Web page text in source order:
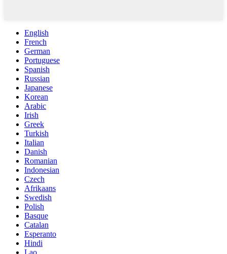
English
French
German
Portuguese
Spanish
Russian
Japanese
Korean
Arabic
Irish
Greek
Turkish
Italian
Danish
Romanian
Indonesian
Czech
Afrikaans
Swedish
Polish
Basque
Catalan
Esperanto
Hindi